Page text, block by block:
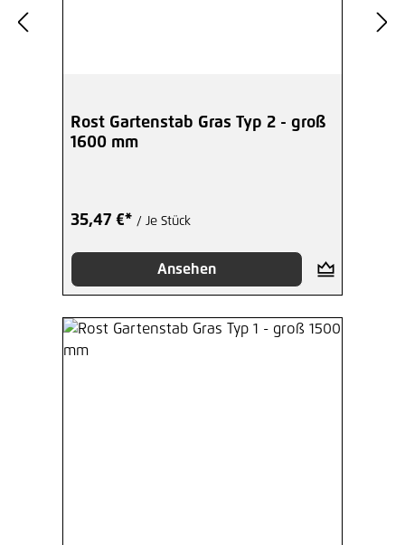
Rost Gartenstab Gras Typ 2 - groß
1600 mm
35,47 €* / Je Stück
Ansehen